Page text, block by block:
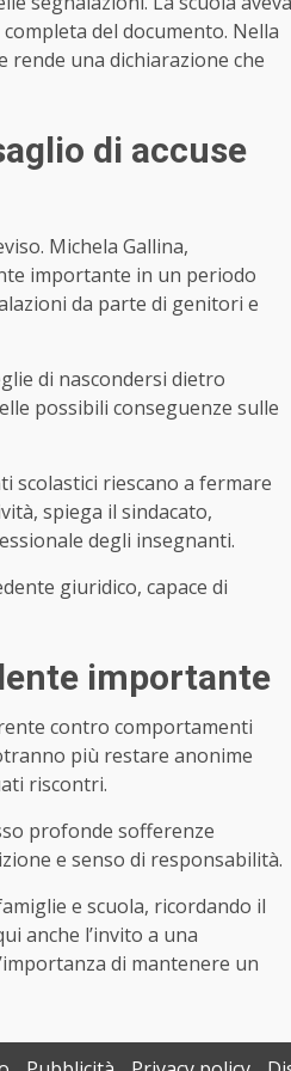
del documento. Nella
rende una dichiarazione che
di accuse
Michela Gallina,
importante in un periodo
da parte di genitori e
di nascondersi dietro
possibili conseguenze sulle
scolastici riescano a fermare
spiega il sindacato,
degli insegnanti.
giuridico, capace di
importante
contro comportamenti
più restare anonime
riscontri.
profonde sofferenze
e senso di responsabilità.
e scuola, ricordando il
anche l’invito a una
di mantenere un